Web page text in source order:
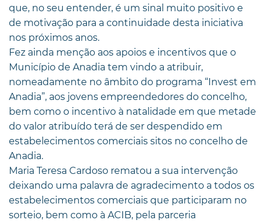
que, no seu entender, é um sinal muito positivo e
de motivação para a continuidade desta iniciativa
nos próximos anos.
Fez ainda menção aos apoios e incentivos que o
Município de Anadia tem vindo a atribuir,
nomeadamente no âmbito do programa “Invest em
Anadia”, aos jovens empreendedores do concelho,
bem como o incentivo à natalidade em que metade
do valor atribuído terá de ser despendido em
estabelecimentos comerciais sitos no concelho de
Anadia.
Maria Teresa Cardoso rematou a sua intervenção
deixando uma palavra de agradecimento a todos os
estabelecimentos comerciais que participaram no
sorteio, bem como à ACIB, pela parceria